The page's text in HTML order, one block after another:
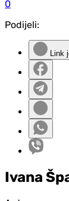
0
Podijeli:
Link
Ivana